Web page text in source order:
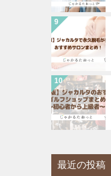
最近の投稿